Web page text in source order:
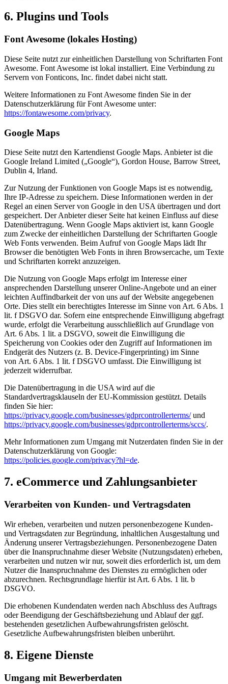
6. Plugins und Tools
Font Awesome (lokales Hosting)
Diese Seite nutzt zur einheitlichen Darstellung von Schriftarten Font
Awesome. Font Awesome ist lokal installiert. Eine Verbindung zu
Servern von Fonticons, Inc. findet dabei nicht statt.
Weitere Informationen zu Font Awesome finden Sie in der
Datenschutzerklärung für Font Awesome unter:
https://fontawesome.com/privacy.
Google Maps
Diese Seite nutzt den Kartendienst Google Maps. Anbieter ist die
Google Ireland Limited („Google“), Gordon House, Barrow Street,
Dublin 4, Irland.
Zur Nutzung der Funktionen von Google Maps ist es notwendig,
Ihre IP-Adresse zu speichern. Diese Informationen werden in der
Regel an einen Server von Google in den USA übertragen und dort
gespeichert. Der Anbieter dieser Seite hat keinen Einfluss auf diese
Datenübertragung. Wenn Google Maps aktiviert ist, kann Google
zum Zwecke der einheitlichen Darstellung der Schriftarten Google
Web Fonts verwenden. Beim Aufruf von Google Maps lädt Ihr
Browser die benötigten Web Fonts in ihren Browsercache, um Texte
und Schriftarten korrekt anzuzeigen.
Die Nutzung von Google Maps erfolgt im Interesse einer
ansprechenden Darstellung unserer Online-Angebote und an einer
leichten Auffindbarkeit der von uns auf der Website angegebenen
Orte. Dies stellt ein berechtigtes Interesse im Sinne von Art. 6 Abs. 1
lit. f DSGVO dar. Sofern eine entsprechende Einwilligung abgefragt
wurde, erfolgt die Verarbeitung ausschließlich auf Grundlage von
Art. 6 Abs. 1 lit. a DSGVO, soweit die Einwilligung die
Speicherung von Cookies oder den Zugriff auf Informationen im
Endgerät des Nutzers (z. B. Device-Fingerprinting) im Sinne
von Art. 6 Abs. 1 lit. f DSGVO umfasst. Die Einwilligung ist
jederzeit widerrufbar.
Die Datenübertragung in die USA wird auf die
Standardvertragsklauseln der EU-Kommission gestützt. Details
finden Sie hier:
https://privacy.google.com/businesses/gdprcontrollerterms/und
https://privacy.google.com/businesses/gdprcontrollerterms/sccs/.
Mehr Informationen zum Umgang mit Nutzerdaten finden Sie in der
Datenschutzerklärung von Google:
https://policies.google.com/privacy?hl=de.
7. eCommerce und Zahlungs­anbieter
Verarbeiten von Kunden- und Vertragsdaten
Wir erheben, verarbeiten und nutzen personenbezogene Kunden-
und Vertragsdaten zur Begründung, inhaltlichen Ausgestaltung und
Änderung unserer Vertragsbeziehungen. Personenbezogene Daten
über die Inanspruchnahme dieser Website (Nutzungsdaten) erheben,
verarbeiten und nutzen wir nur, soweit dies erforderlich ist, um dem
Nutzer die Inanspruchnahme des Dienstes zu ermöglichen oder
abzurechnen. Rechtsgrundlage hierfür ist Art. 6 Abs. 1 lit. b
DSGVO.
Die erhobenen Kundendaten werden nach Abschluss des Auftrags
oder Beendigung der Geschäftsbeziehung und Ablauf der ggf.
bestehenden gesetzlichen Aufbewahrungsfristen gelöscht.
Gesetzliche Aufbewahrungsfristen bleiben unberührt.
8. Eigene Dienste
Umgang mit Bewerberdaten